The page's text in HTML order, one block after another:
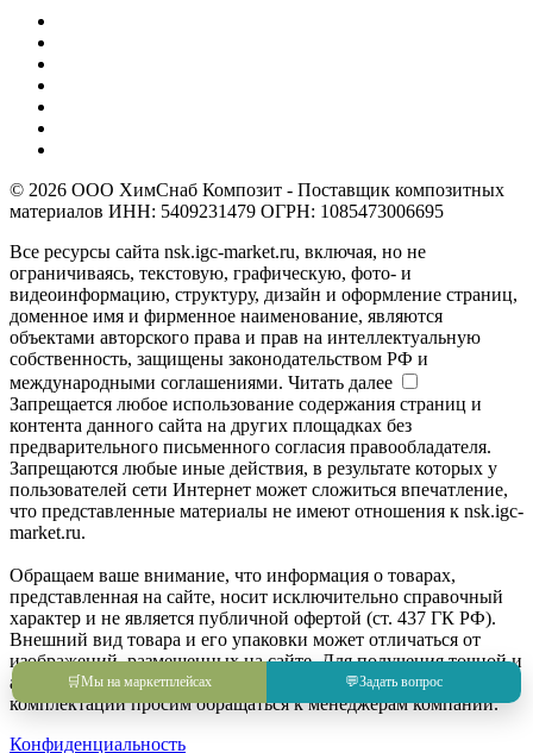
🛒Мы на маркетплейсах 💬Задать вопрос
© 2026 ООО ХимСнаб Композит - Поставщик композитных
материалов ИНН: 5409231479 ОГРН: 1085473006695
Все ресурсы сайта nsk.igc-market.ru, включая, но не
ограничиваясь, текстовую, графическую, фото- и
видеоинформацию, структуру, дизайн и оформление страниц,
доменное имя и фирменное наименование, являются
объектами авторского права и прав на интеллектуальную
собственность, защищены законодательством РФ и
международными соглашениями. Читать далее
Запрещается любое использование содержания страниц и
контента данного сайта на других площадках без
предварительного письменного согласия правообладателя.
Запрещаются любые иные действия, в результате которых у
пользователей сети Интернет может сложиться впечатление,
что представленные материалы не имеют отношения к nsk.igc-
market.ru.
Обращаем ваше внимание, что информация о товарах,
представленная на сайте, носит исключительно справочный
характер и не является публичной офертой (ст. 437 ГК РФ).
Внешний вид товара и его упаковки может отличаться от
изображений, размещенных на сайте. Для получения точной и
актуальной информации о товаре, его характеристиках и
комплектации просим обращаться к менеджерам компании.
Конфиденциальность